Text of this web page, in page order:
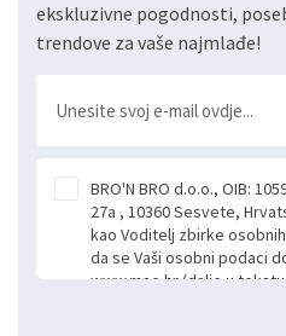
ekskluzivne pogodnosti,
trendove za vaše najmlađe!
BRO'N BRO d.o.o., OIB:
27a , 10360 Sesvete,
kao Voditelj zbirke
da se Vaši osobni podaci
www.mae.hr (dalje u
obrađeni. Prihvaćanjem
slobodno i izričito dajete